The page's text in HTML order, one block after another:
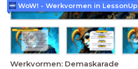
Werkvormen: Demaskarade
WoW! - Werkvormen in LessonUp